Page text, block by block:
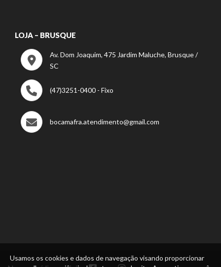
Usamos os cookies e dados de navegação visando proporcionar
LOJA – BRUSQUE
Av. Dom Joaquim, 475 Jardim Maluche, Brusque /
SC
(47)3251-0400 - Fixo
bocamafra.atendimento@gmail.com